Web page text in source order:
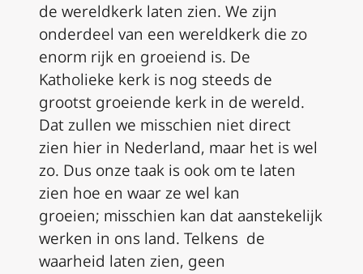
de wereldkerk laten zien. We zijn
onderdeel van een wereldkerk die zo
enorm rijk en groeiend is. De
Katholieke kerk is nog steeds de
grootst groeiende kerk in de wereld.
Dat zullen we misschien niet direct
zien hier in Nederland, maar het is wel
zo. Dus onze taak is ook om te laten
zien hoe en waar ze wel kan
groeien; misschien kan dat aanstekelijk
werken in ons land. Telkens de
waarheid laten zien, geen